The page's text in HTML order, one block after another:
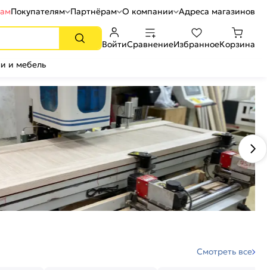
Покупателям Партнёрам О компании Адреса магазинов
ВойтиСравнениеИзбранноеКорзина
и мебель
Смотреть все